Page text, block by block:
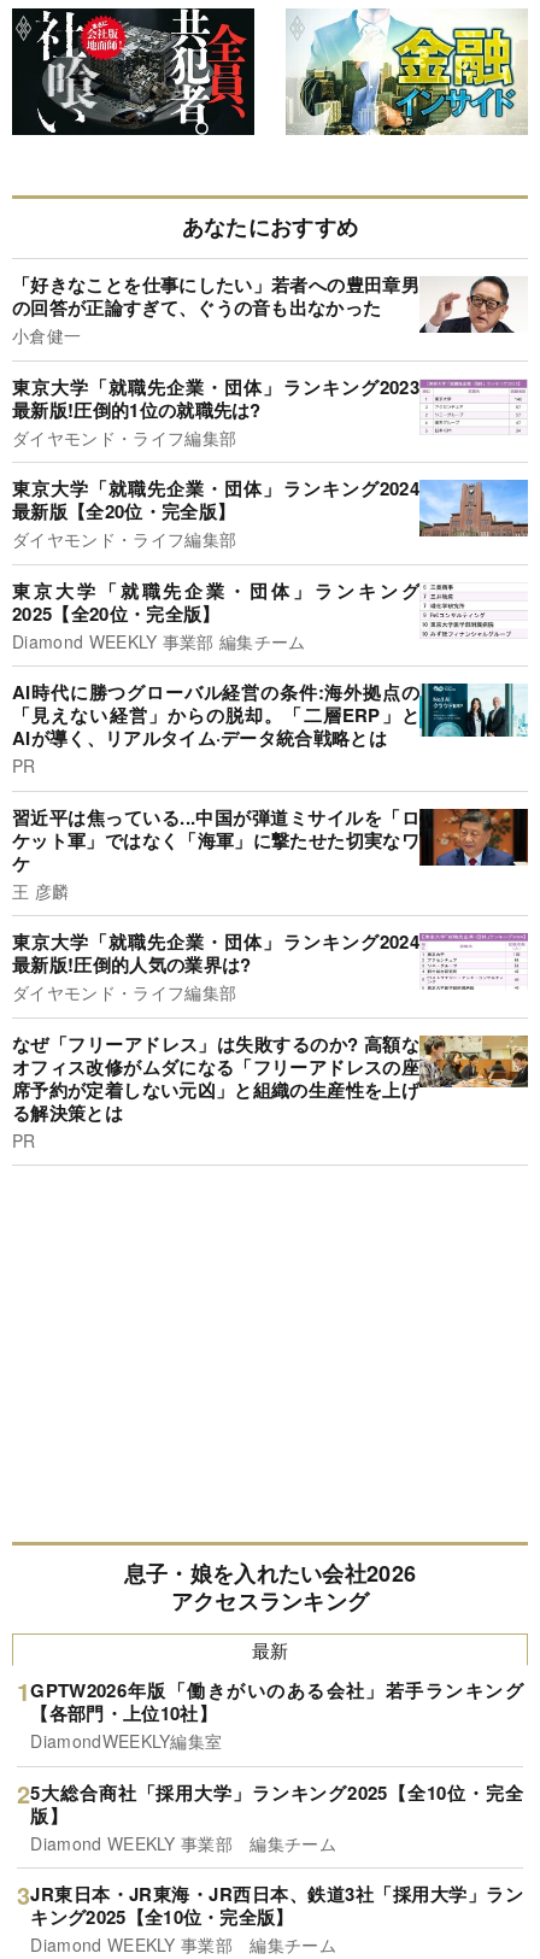
あなたにおすすめ
「好きなことを仕事にしたい」若者への豊田章男
の回答が正論すぎて、ぐうの音も出なかった
小倉健一
東京大学「就職先企業・団体」ランキング2023
最新版!圧倒的1位の就職先は?
ダイヤモンド・ライフ編集部
東京大学「就職先企業・団体」ランキング2024
最新版【全20位・完全版】
ダイヤモンド・ライフ編集部
東京大学「就職先企業・団体」ランキング
2025【全20位・完全版】
Diamond WEEKLY 事業部 編集チーム
AI時代に勝つグローバル経営の条件:海外拠点の
「見えない経営」からの脱却。「二層ERP」と
AIが導く、リアルタイム·データ統合戦略とは
PR
習近平は焦っている...中国が弾道ミサイルを「ロ
ケット軍」ではなく「海軍」に撃たせた切実なワ
ケ
王 彦麟
東京大学「就職先企業・団体」ランキング2024
最新版!圧倒的人気の業界は?
ダイヤモンド・ライフ編集部
なぜ「フリーアドレス」は失敗するのか? 高額な
オフィス改修がムダになる「フリーアドレスの座
席予約が定着しない元凶」と組織の生産性を上げ
る解決策とは
PR
息子・娘を入れたい会社2026
アクセスランキング
最新
GPTW2026年版「働きがいのある会社」若手ランキング
【各部門・上位10社】
DiamondWEEKLY編集室
5大総合商社「採用大学」ランキング2025【全10位・完全
版】
Diamond WEEKLY 事業部 編集チーム
JR東日本・JR東海・JR西日本、鉄道3社「採用大学」ラン
キング2025【全10位・完全版】
Diamond WEEKLY 事業部 編集チーム